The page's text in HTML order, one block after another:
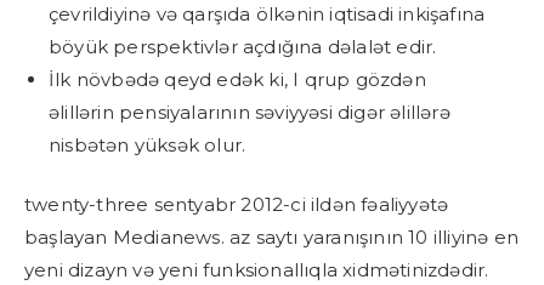
çevrildiyinə və qarşıda ölkənin iqtisadi inkişafına
böyük perspektivlər açdığına dəlalət edir.
İlk növbədə qeyd edək ki, I qrup gözdən
əlillərin pensiyalarının səviyyəsi digər əlillərə
nisbətən yüksək olur.
twenty-three sentyabr 2012-ci ildən fəaliyyətə
başlayan Medianews. az saytı yaranışının 10 illiyinə en
yeni dizayn və yeni funksionallıqla xidmətinizdədir.